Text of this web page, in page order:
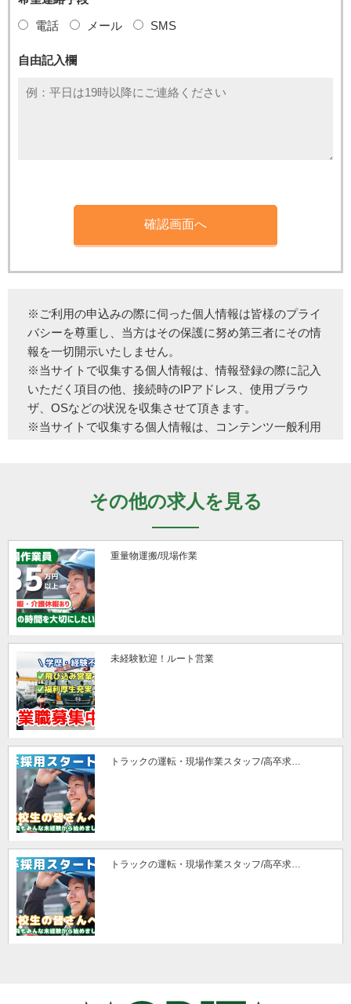
電話
メール SMS
自由記入欄
※ご利用の申込みの際に伺った個人情報は皆様のプライ
バシーを尊重し、当方はその保護に努め第三者にその情
報を一切開示いたしません。
※当サイトで収集する個人情報は、情報登録の際に記入
いただく項目の他、接続時のIPアドレス、使用ブラウ
ザ、OSなどの状況を収集させて頂きます。
※当サイトで収集する個人情報は、コンテンツ一般利用
て個人を特定できるような情報の公開は一切行っており
※当サイトを利用した犯罪行為などがあった場合、当局
より情報開示の要請があった場合、その要請内容を充分
確認のうえ情報開示要請に応じる場合も有ります。
その他の求人を見る
重量物運搬/現場作業
未経験歓迎！ルート営業
トラックの運転・現場作業スタッフ/高卒求…
トラックの運転・現場作業スタッフ/高卒求…